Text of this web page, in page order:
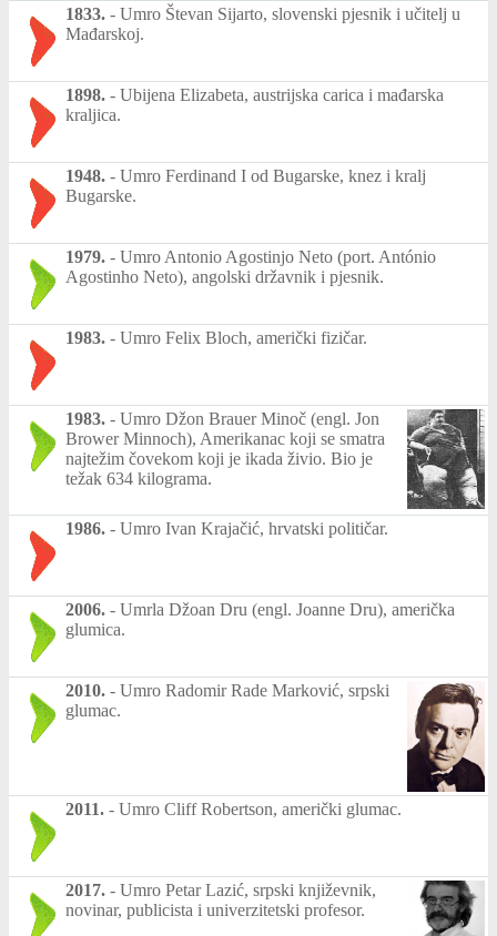
1833. - Umro Števan Sijarto, slovenski pjesnik i učitelj u
Mađarskoj.
1898. - Ubijena Elizabeta, austrijska carica i mađarska
kraljica.
1948. - Umro Ferdinand I od Bugarske, knez i kralj
Bugarske.
1979. - Umro Antonio Agostinjo Neto (port. António
Agostinho Neto), angolski državnik i pjesnik.
1983. - Umro Felix Bloch, američki fizičar.
1983. - Umro Džon Brauer Minoč (engl. Jon
Brower Minnoch), Amerikanac koji se smatra
najtežim čovekom koji je ikada živio. Bio je
težak 634 kilograma.
1986. - Umro Ivan Krajačić, hrvatski političar.
2006. - Umrla Džoan Dru (engl. Joanne Dru), američka
glumica.
2010. - Umro Radomir Rade Marković, srpski
glumac.
2011. - Umro Cliff Robertson, američki glumac.
2017. - Umro Petar Lazić, srpski književnik,
novinar, publicista i univerzitetski profesor.